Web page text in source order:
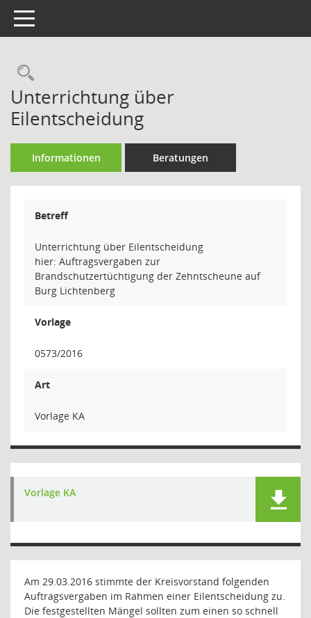
Toggle navigation
Rechercheauswahl
Unterrichtung über
Eilentscheidung
Informationen Beratungen
Betreff
Unterrichtung über Eilentscheidung
hier: Auftragsvergaben zur
Brandschutzertüchtigung der Zehntscheune auf
Burg Lichtenberg
Vorlage
0573/2016
Art
Vorlage KA
Vorlage KA
Am 29.03.2016 stimmte der Kreisvorstand folgenden
Auftragsvergaben im Rahmen einer Eilentscheidung zu.
Die festgestellten Mängel sollten zum einen so schnell